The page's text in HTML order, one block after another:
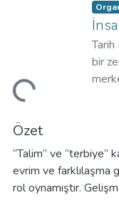
bir
Özet
“Talim” ve “terbiye”
evrim ve farklılaşma
rol oynamıştır.